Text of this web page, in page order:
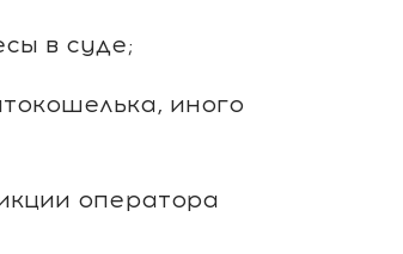
в суде;
иного
оператора